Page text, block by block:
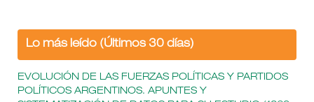
Lo más leído (Últimos 30 días)
EVOLUCIÓN DE LAS FUERZAS POLÍTICAS Y PARTIDOS
POLÍTICOS ARGENTINOS. APUNTES Y